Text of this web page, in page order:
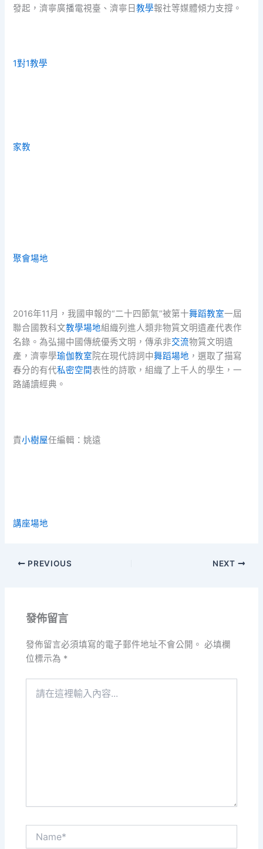
發起，濟寧廣播電視臺、濟寧日教學報社等媒體傾力支撐。
1對1教學
家教
聚會場地
2016年11月，我國申報的“二十四節氣”被第十舞蹈教室一屆
聯合國教科文教學場地組織列進人類非物質文明遺產代表作
名錄。為弘揚中國傳統優秀文明，傳承非交流物質文明遺
產，濟寧學瑜伽教室院在現代詩詞中舞蹈場地 ，選取了描寫
春分的有代私密空間表性的詩歌，組織了上千人的學生，一
路誦讀經典。
責小樹屋任編輯：姚遠
講座場地
PREVIOUS NEXT
發佈留言
發佈留言必須填寫的電子郵件地址不會公開。 必填欄
位標示為 *